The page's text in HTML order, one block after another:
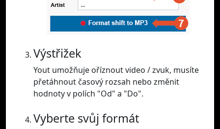
Výstřižek
Yout umožňuje oříznout video / zvuk, musíte
přetáhnout časový rozsah nebo změnit
hodnoty v polích "Od" a "Do".
Vyberte svůj formát